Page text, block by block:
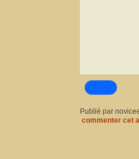
Publié par
commenter cet